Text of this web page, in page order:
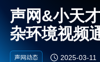
声网&小天
杂环境视频
声网动态 2025-03-11